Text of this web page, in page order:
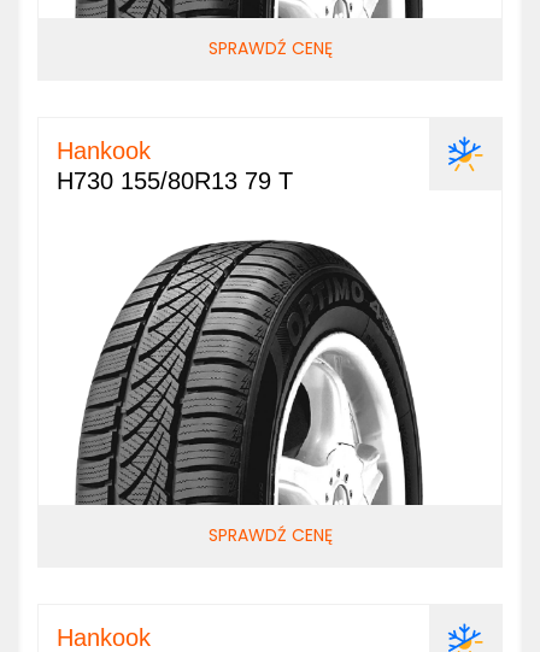
SPRAWDŹ CENĘ
Hankook
H730 155/80R13 79 T
SPRAWDŹ CENĘ
Hankook